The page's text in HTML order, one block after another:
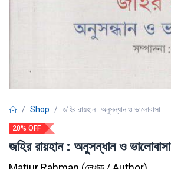
Shop জহির রায়হান : অনুসন্ধান ও ভালোবাসা
20% OFF
জহির রায়হান : অনুসন্ধান ও ভালোবাসা